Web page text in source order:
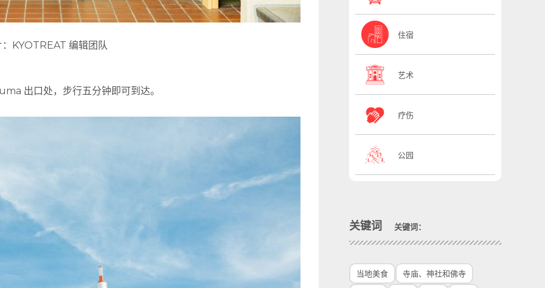
：KYOTREAT 编辑团队
出口处，步行五分钟即可到达。
住宿
艺术
疗伤
公园
关键词 关键词：
当地美食 寺庙、神社和佛寺